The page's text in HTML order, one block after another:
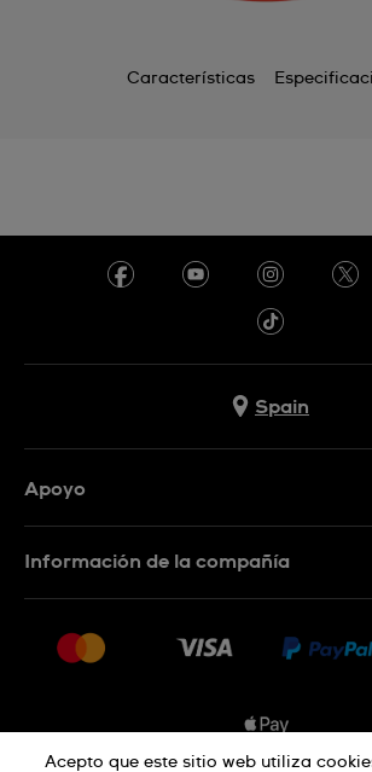
Características
Spain
Apoyo
Devoluciones
Sistema de información
Información de la compañía
Empleo
Acepto que este sitio web utiliza